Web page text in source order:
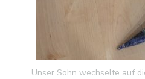
Unser Sohn wechselte auf